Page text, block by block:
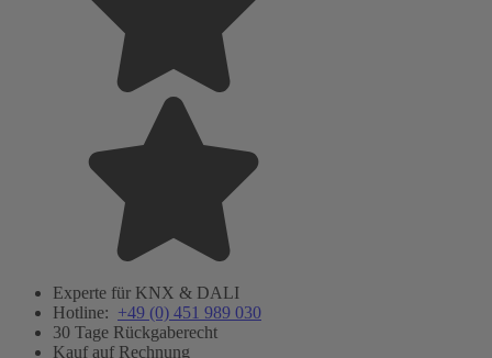
Experte für KNX & DALI
Hotline: +49 (0) 451 989 030
30 Tage Rückgaberecht
Kauf auf Rechnung